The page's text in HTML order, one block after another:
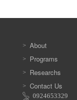
About
Programs
Researchs
Contact Us
0924653329